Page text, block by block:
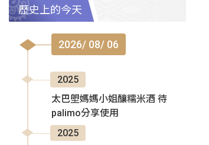
歷史上的今天
2026/ 08/ 06
2025
太巴塱媽媽小姐釀糯米酒 待
palimo分享使用
2025